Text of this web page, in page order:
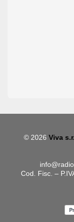
© 2026 Viva
Cod. Fisc. –